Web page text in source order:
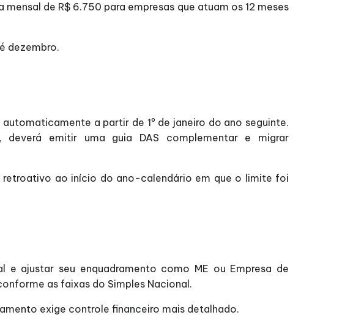
de R$ 6.750 para empresas que atuam os 12 meses
dezembro.
a partir de 1º de janeiro do ano seguinte.
deverá emitir uma guia DAS complementar e migrar
retroativo ao início do ano-calendário em que o limite foi
ajustar seu enquadramento como ME ou Empresa de
as faixas do Simples Nacional.
exige controle financeiro mais detalhado.